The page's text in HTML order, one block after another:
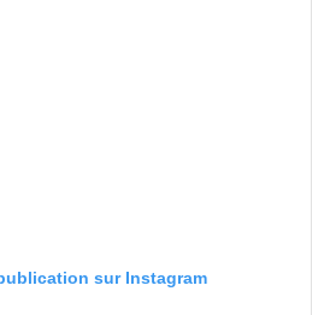
sur Instagram